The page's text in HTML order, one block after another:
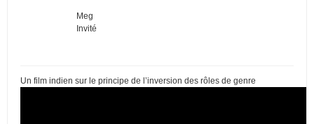
Meg
Invité
Un film indien sur le principe de l’inversion des rôles de genre